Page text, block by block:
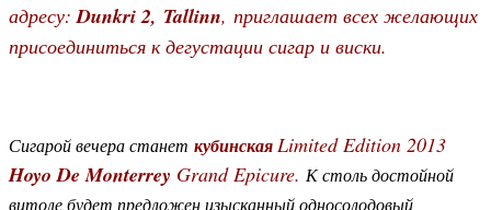
адресу: Dunkri 2, Tallinn, приглашает всех желающих
присоединиться к дегустации сигар и виски.
Сигарой вечера станет кубинскаяLimited Edition 2013
Hoyo De Monterrey Grand Epicure. К столь достойной
витоле будет предложен изысканный односолодовый